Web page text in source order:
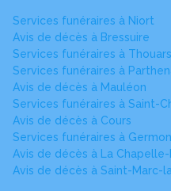
Services funéraires à Niort
Avis de décès à Bressuire
Services funéraires à Thouars
Services funéraires à
Avis de décès à Mauléon
Services funéraires à Saint-
Avis de décès à Cours
Services funéraires à
Avis de décès à La
Avis de décès à Saint-Marc-